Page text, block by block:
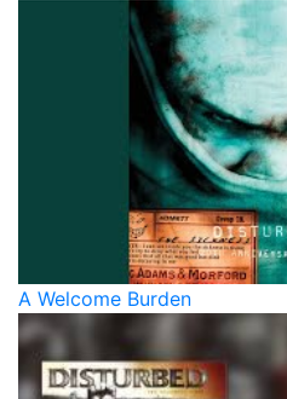
A Welcome Burden